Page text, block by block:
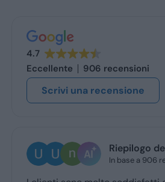
4.7
Eccellente
906 recensioni
Scrivi una recensione
Riepilogo della revisione
In base a 906 recensioni